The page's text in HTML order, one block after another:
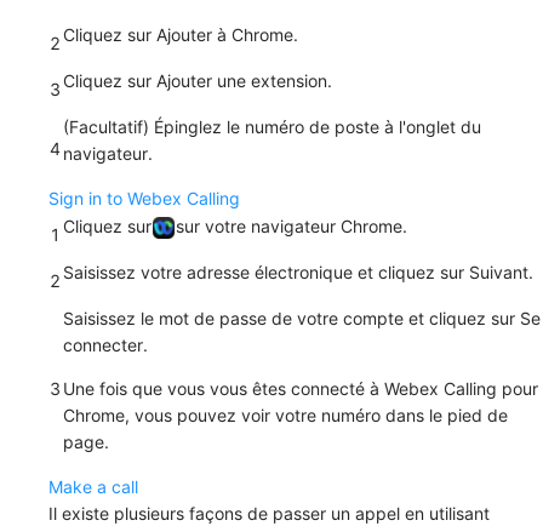
2 Cliquez sur Ajouter à Chrome.
3 Cliquez sur Ajouter une extension.
4
(Facultatif) Épinglez le numéro de poste à l'onglet du
navigateur.
Sign in to Webex Calling
1 Cliquez sur sur votre navigateur Chrome.
2 Saisissez votre adresse électronique et cliquez sur Suivant.
3
Saisissez le mot de passe de votre compte et cliquez sur Se
connecter.
Une fois que vous vous êtes connecté à Webex Calling pour
Chrome, vous pouvez voir votre numéro dans le pied de
page.
Make a call
Il existe plusieurs façons de passer un appel en utilisant